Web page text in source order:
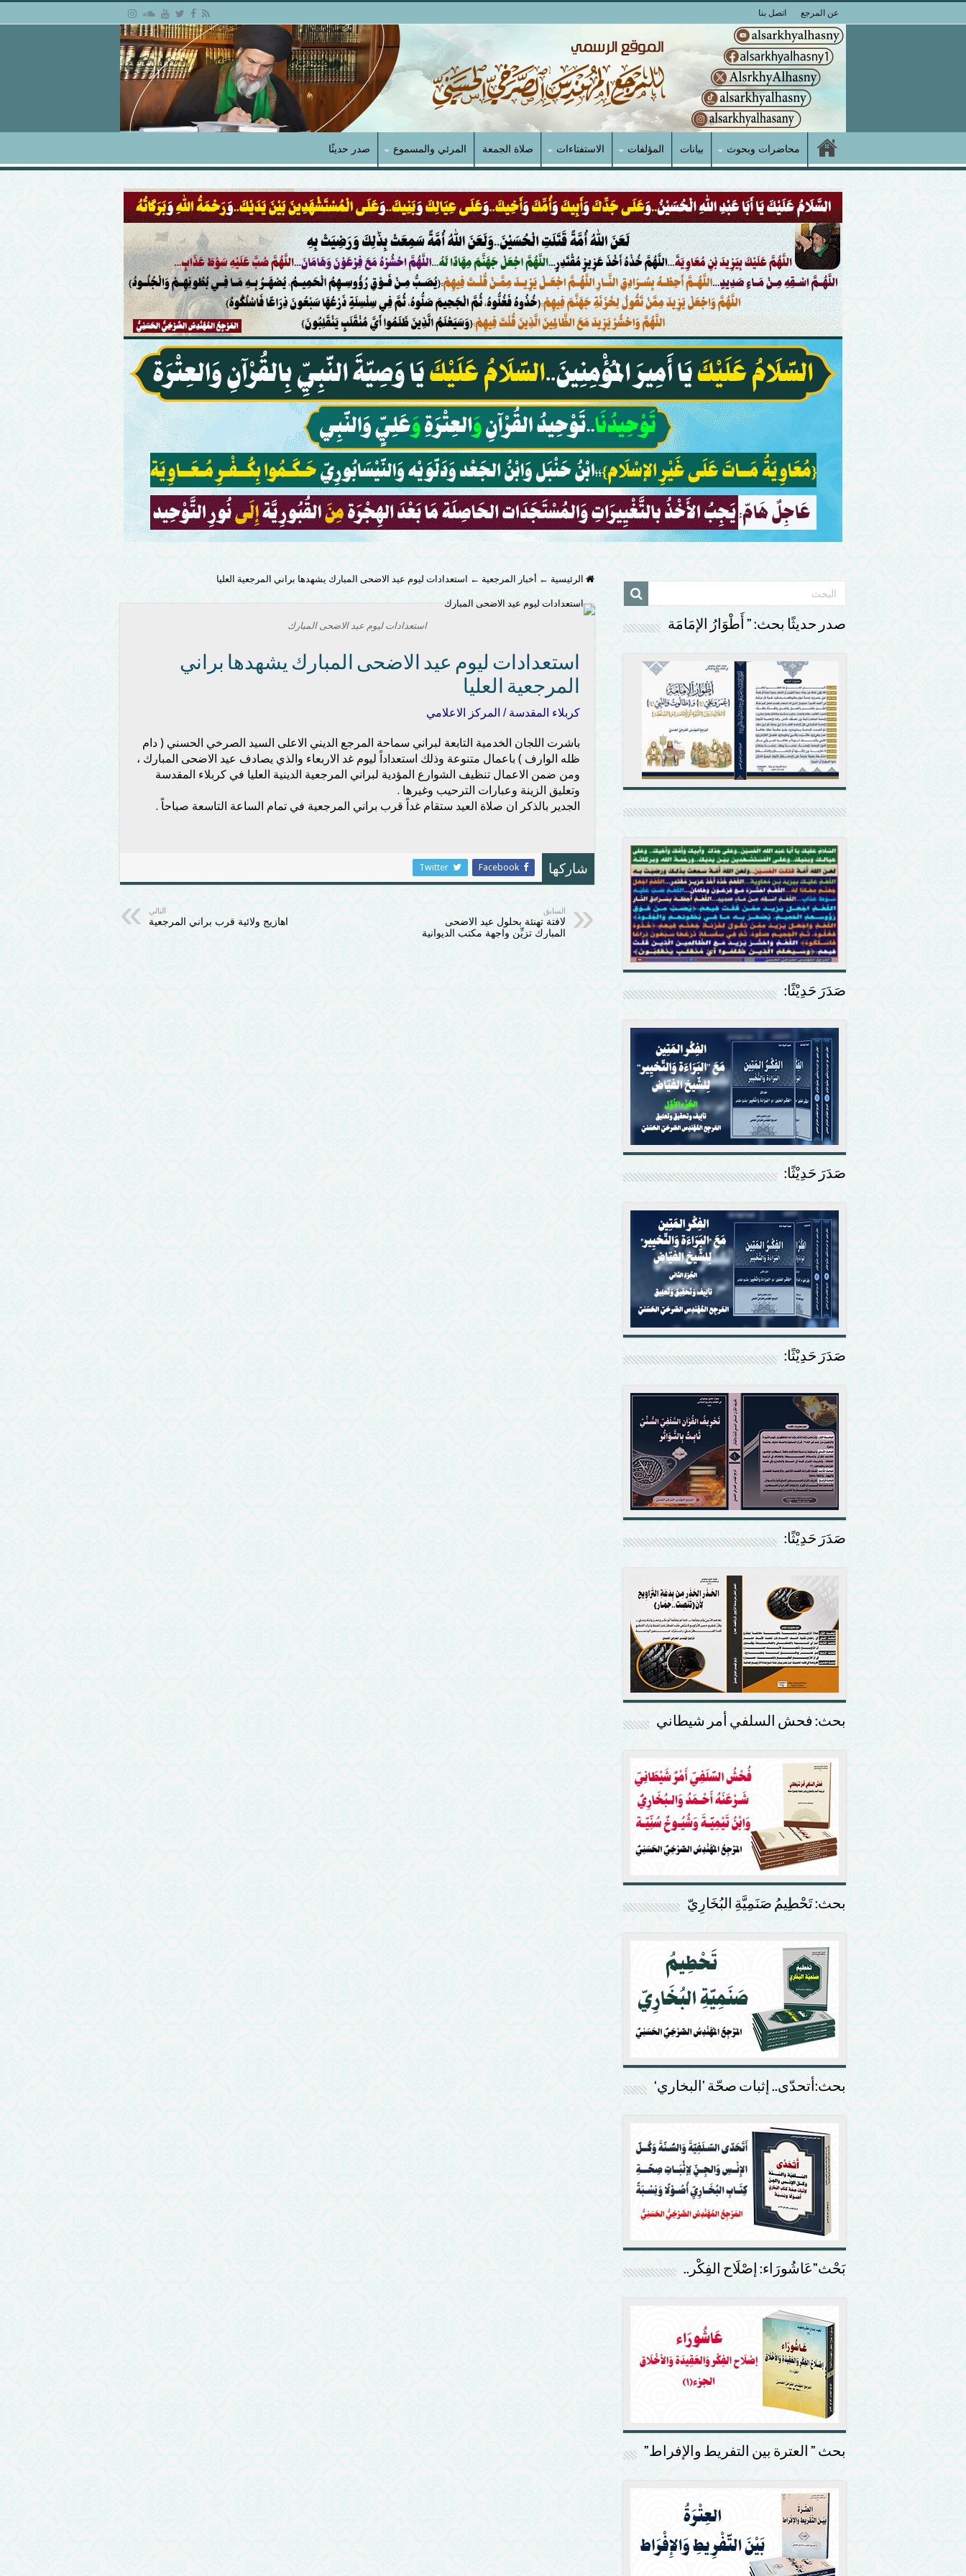
عن المرجع اتصل بنا
محاضرات وبحوث بيانات المؤلفات الاستفتاءات صلاة الجمعة المرئي والمسموع صدر حديثًا
الرئيسية ← أخبار المرجعية ← استعدادات ليوم عيد الاضحى المبارك يشهدها براني المرجعية العليا
استعدادات ليوم عيد الاضحى المبارك
استعدادات ليوم عيد الاضحى المبارك يشهدها براني
المرجعية العليا
كربلاء المقدسة / المركز الاعلامي
باشرت اللجان الخدمية التابعة لبراني سماحة المرجع الديني الاعلى السيد الصرخي الحسني ( دام
ظله الوارف ) باعمال متنوعة وذلك استعداداً ليوم غد الاربعاء والذي يصادف عيد الاضحى المبارك ،
ومن ضمن الاعمال تنظيف الشوارع المؤدية لبراني المرجعية الدينية العليا في كربلاء المقدسة
وتعليق الزينة وعبارات الترحيب وغيرها .
الجدير بالذكر ان صلاة العيد ستقام غداً قرب براني المرجعية في تمام الساعة التاسعة صباحاً .
شاركها Facebook
Twitter
السابق
لافتة تهنئة بحلول عيد الاضحى
المبارك تزيِّن واجهة مكتب الديوانية
التالي
اهازيج ولائية قرب براني المرجعية
صدر حديثًا بحث: ” أَطْوَارُ الإمَامَة
صَدَرَ حَدِيْثًا:
صَدَرَ حَدِيْثًا:
صَدَرَ حَدِيْثًا:
صَدَرَ حَدِيْثًا:
بحث: فحش السلفي أمر شيطاني
بحث: تَحْطِيمُ صَنَمِيَّةِ البُخَارِيّ
بحث:أتحدّى.. إثبات صحّة ’البخاري‘
بَحْث”عَاشُورَاء: إصْلَاح الفِكْر..
بحث ” العترة بين التفريط والإفراط”